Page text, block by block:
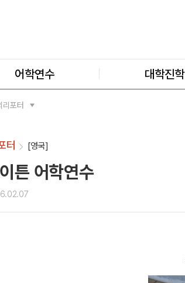
어학연수 대학진학
리포터
터 [영국]
튼 어학연수